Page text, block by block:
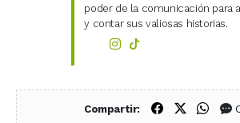
poder de la comunicación para
y contar sus valiosas historias.
Compartir: Compartir en